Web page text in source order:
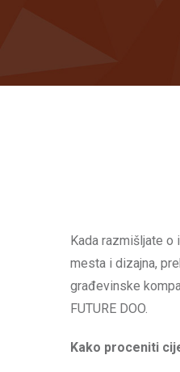
Kada razmišljate o
mesta i dizajna,
građevinske
FUTURE DOO.
Kako proceniti